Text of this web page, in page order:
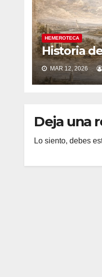
HEMEROTECA
Historia
MAR 12, 2026
Deja una
Lo siento, debes